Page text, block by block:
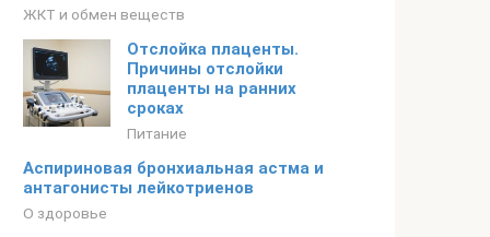
ЖКТ и обмен веществ
Отслойка плаценты.
Причины отслойки
плаценты на ранних
сроках
Питание
Аспириновая бронхиальная астма и
антагонисты лейкотриенов
О здоровье